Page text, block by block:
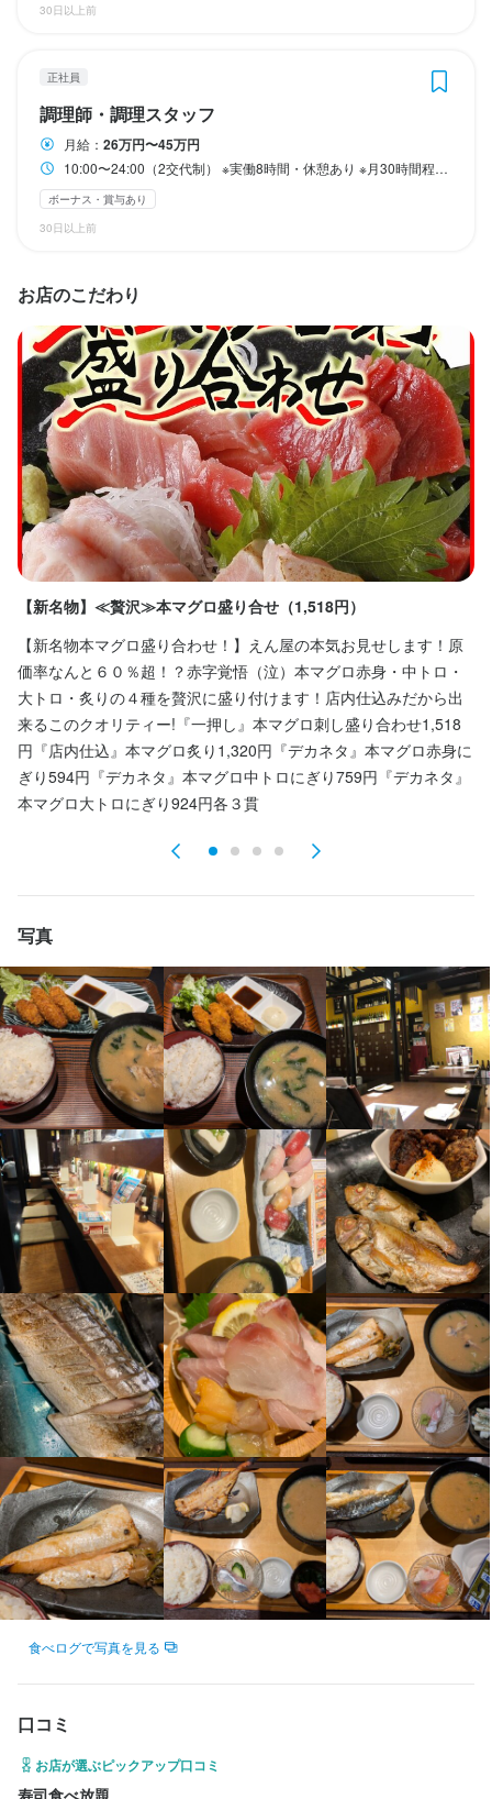
30日以上前
正社員
調理師・調理スタッフ
月給： 26万円〜45万円
10:00〜24:00（2交代制） ※実働8時間・休憩あり ※月30時間程度の残業あり ※終電考慮
ボーナス・賞与あり
30日以上前
お店のこだわり
【新名物】≪贅沢≫本マグロ盛り合せ（1,518円）
【新名物本マグロ盛り合わせ！】えん屋の本気お見せします！原
価率なんと６０％超！？赤字覚悟（泣）本マグロ赤身・中トロ・
大トロ・炙りの４種を贅沢に盛り付けます！店内仕込みだから出
来るこのクオリティー!『一押し』本マグロ刺し盛り合わせ1,518
円『店内仕込』本マグロ炙り1,320円『デカネタ』本マグロ赤身に
ぎり594円『デカネタ』本マグロ中トロにぎり759円『デカネタ』
本マグロ大トロにぎり924円各３貫
写真
食べログで写真を見る
口コミ
お店が選ぶピックアップ口コミ
・慶弔休暇
・介護休暇
・産前・産後休暇、育児休暇（取得・復職実績あり）
・季節休暇（年9日）
└1年で9日間、時期をズラして取得する休暇です
産休・育休制度あり 特別休暇あり
・社割（直営店利用時15％OFF）
・制服貸与
・結婚・出産祝い金
・インフルエンザ予防接種費用補助
・共済会
・誕生日ギフトカード
まかない・食事補助あり 社会保険完備 制服貸与 資格取得支援あり
特徴
駅チカ(徒歩5分以内)
仕事内容
店舗運営・マネジメント業務全般をお願いします。
・ホールでの接客業務全般
・売上・経費などの収支管理
・備品や食材の在庫管理、発注
・スタッフの採用、教育、シフト管理　など
当社では、原文マネジメント未経験の方でも安心して活躍できる
環境を整えております。先輩社員や店長が丁寧にコツを指導しま
すので、安心してご応募ください。一緒に仲間と協力して、居心
地の良いお店を共に築いていけるチャンスです。
この仕事のおすすめポイント
当社では、皆様の実力や頑張りをしっかりと評価し、キャリアのU
Pをサポートしています。経験や社歴に関わらず、一人ひとりの実
力を大切に考え、上のポジションを目指している方にはたくさん
のチャンスがあります。店長やマネージャーなど、責任あるポジ
ションに挑戦したい方も歓迎です。
【一人ひとりが「職人」！飲食のプロとして成長】
当社では、皆様が「職人気質」を大切にし、自身の技術や向上心
を追求できる環境を提供しています。調理や接客だけでなく、商
品開発から管理部門まで幅広い分野で活躍することができます。
仲間と刺激を共有しながら、飲食のプロとして成長しましょう！
【上場企業ならではの安定した福利厚生！】
当社は東証スタンダード上場の大手企業ですので、安定した福利
厚生を提供しています。誕生日ギフトカードや保養所の利用な
ど、嬉しい福利厚生が充実しています。長く安心して働きたい方
や家族を支える方にも最適な環境です。
身に付くスキル
リキュール・スピリッツの知識
・慶弔休暇
・介護休暇
・産前・産後休暇、育児休暇（取得・復職実績あり）
・季節休暇（年9日）
└1年で9日間、時期をズラして取得する休暇です
産休・育休制度あり 特別休暇あり
・社割（直営店利用時15％OFF）
・制服貸与
・結婚・出産祝い金
・インフルエンザ予防接種費用補助
・共済会
・誕生日ギフトカード
まかない・食事補助あり 社会保険完備 制服貸与 資格取得支援あり
特徴
駅チカ(徒歩5分以内)
仕事内容
・ご案内
・オーダー取り
・配膳
・ドリンク作成
ホールでの接客全般をお任せします。心を込めた接客で、お客様
の笑顔を引き出してください。
マネジメント未経験の方でも先輩社員や店長が丁寧にコツを指導
しますので、安心してご応募ください。
一緒に仲間と協力して、居心地の良いお店を共に築いていけるチ
ャンスです。
この仕事のおすすめポイント
当社では、皆様の実力や頑張りをしっかりと評価し、キャリアのU
Pをサポートしています。経験や社歴に関わらず、一人ひとりの実
力を大切に考え、上のポジションを目指している方にはたくさん
のチャンスがあります。店長やマネージャーなど、責任あるポジ
ションに挑戦したい方も歓迎です。
【一人ひとりが「職人」！飲食のプロとして成長】
当社では、皆様が「職人気質」を大切にし、自身の技術や向上心
を追求できる環境を提供しています。調理や接客だけでなく、商
品開発から管理部門まで幅広い分野で活躍することができます。
仲間と刺激を共有しながら、飲食のプロとして成長しましょう！
【上場企業ならではの安定した福利厚生！】
当社は東証スタンダード上場の大手企業ですので、安定した福利
厚生を提供しています。誕生日ギフトカードや保養所の利用な
ど、嬉しい福利厚生が充実しています。長く安心して働きたい方
や家族を支える方にも最適な環境です。
リキュール・スピリッツの知識
・慶弔休暇
・介護休暇
・産前・産後休暇、育児休暇（取得・復職実績あり）
・季節休暇（年9日）
└1年で9日間、時期をズラして取得する休暇です
産休・育休制度あり 特別休暇あり
・社割（直営店利用時15％OFF）
・制服貸与
・結婚・出産祝い金
・インフルエンザ予防接種費用補助
・共済会
・誕生日ギフトカード
まかない・食事補助あり 社会保険完備 制服貸与 資格取得支援あり
特徴
駅チカ(徒歩5分以内)
仕事内容
店舗運営・マネジメント業務全般をお願いします。
・仕入れ、仕込み、調理、仕上げなどの調理業務全般
・売上・経費などの収支管理
・備品や食材の在庫管理、発注
・スタッフの採用、教育、シフト管理　など
マネジメント未経験の方でも先輩社員や店長が丁寧にコツを指導
しますので、安心してご応募ください。
一緒に仲間と協力して、居心地の良いお店を共に築いていけるチ
ャンスです。
この仕事のおすすめポイント
当社では、皆様の実力や頑張りをしっかりと評価し、キャリアのU
Pをサポートしています。経験や社歴に関わらず、一人ひとりの実
力を大切に考え、上のポジションを目指している方にはたくさん
のチャンスがあります。店長やマネージャーなど、責任あるポジ
ションに挑戦したい方も歓迎です。
【一人ひとりが「職人」！飲食のプロとして成長】
当社では、皆様が「職人気質」を大切にし、自身の技術や向上心
を追求できる環境を提供しています。調理や接客だけでなく、商
品開発から管理部門まで幅広い分野で活躍することができます。
仲間と刺激を共有しながら、飲食のプロとして成長しましょう！
【上場企業ならではの安定した福利厚生！】
当社は東証スタンダード上場の大手企業ですので、安定した福利
厚生を提供しています。誕生日ギフトカードや保養所の利用な
ど、嬉しい福利厚生が充実しています。長く安心して働きたい方
や家族を支える方にも最適な環境です。
身に付くスキル
リキュール・スピリッツの知識
・慶弔休暇
・介護休暇
・産前・産後休暇、育児休暇（取得・復職実績あり）
・季節休暇（年9日）
└1年で9日間、時期をズラして取得する休暇です
産休・育休制度あり 特別休暇あり
・社割（直営店利用時15％OFF）
・制服貸与
・結婚・出産祝い金
・インフルエンザ予防接種費用補助
・共済会
・誕生日ギフトカード
まかない・食事補助あり 社会保険完備 制服貸与 資格取得支援あり
特徴
駅チカ(徒歩5分以内)
仕事内容
・仕入れ
・仕込み
・調理
・在庫管理
・メニュー開発 など
食材の特性を理解し、その魅力を最大限に引き出す料理を一緒に
作りましょう！
マネジメント未経験の方でも先輩社員や店長が丁寧にコツを指導
しますので、安心してご応募ください。
一緒に仲間と協力して、居心地の良いお店を共に築いていけるチ
ャンスです。
この仕事のおすすめポイント
当社では、皆様の実力や頑張りをしっかりと評価し、キャリアのU
Pをサポートしています。経験や社歴に関わらず、一人ひとりの実
力を大切に考え、上のポジションを目指している方にはたくさん
のチャンスがあります。店長やマネージャーなど、責任あるポジ
ションに挑戦したい方も歓迎です。
【一人ひとりが「職人」！飲食のプロとして成長】
当社では、皆様が「職人気質」を大切にし、自身の技術や向上心
を追求できる環境を提供しています。調理や接客だけでなく、商
品開発から管理部門まで幅広い分野で活躍することができます。
仲間と刺激を共有しながら、飲食のプロとして成長しましょう！
【上場企業ならではの安定した福利厚生！】
当社は東証スタンダード上場の大手企業ですので、安定した福利
厚生を提供しています。誕生日ギフトカードや保養所の利用な
ど、嬉しい福利厚生が充実しています。長く安心して働きたい方
や家族を支える方にも最適な環境です。
リキュール・スピリッツの知識